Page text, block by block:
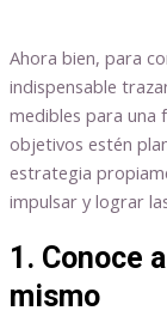
Ahora bien, para
indispensable
medibles para una
objetivos estén
estrategia
impulsar y lograr
1. Conoce
mismo